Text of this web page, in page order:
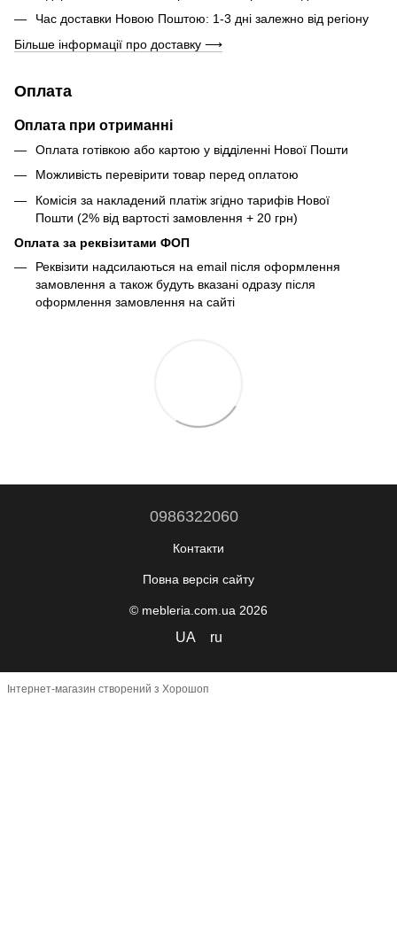
Час доставки Новою Поштою: 1-3 дні залежно від регіону
Більше інформації про доставку ⟶
Оплата
Оплата при отриманні
Оплата готівкою або картою у відділенні Нової Пошти
Можливість перевірити товар перед оплатою
Комісія за накладений платіж згідно тарифів Нової
Пошти (2% від вартості замовлення + 20 грн)
Оплата за реквізитами ФОП
Реквізити надсилаються на email після оформлення
замовлення а також будуть вказані одразу після
оформлення замовлення на сайті
0986322060
Контакти
Повна версія сайту
© mebleria.com.ua 2026
UA ru
Інтернет-магазин створений з Хорошоп